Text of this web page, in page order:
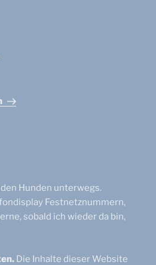
Hunden unterwegs.
Festnetznummern,
sobald ich wieder da bin,
Die Inhalte dieser Website